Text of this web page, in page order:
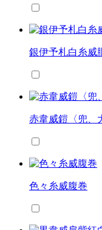
銀伊予札白糸威
赤韋威鎧〈兜、
色々糸威腹巻